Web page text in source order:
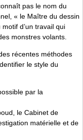
pas le nom du
« le Maître du dessin
d’un travail qui
monstres volants.
récentes méthodes
le style du
par la
le Cabinet de
matérielle et de